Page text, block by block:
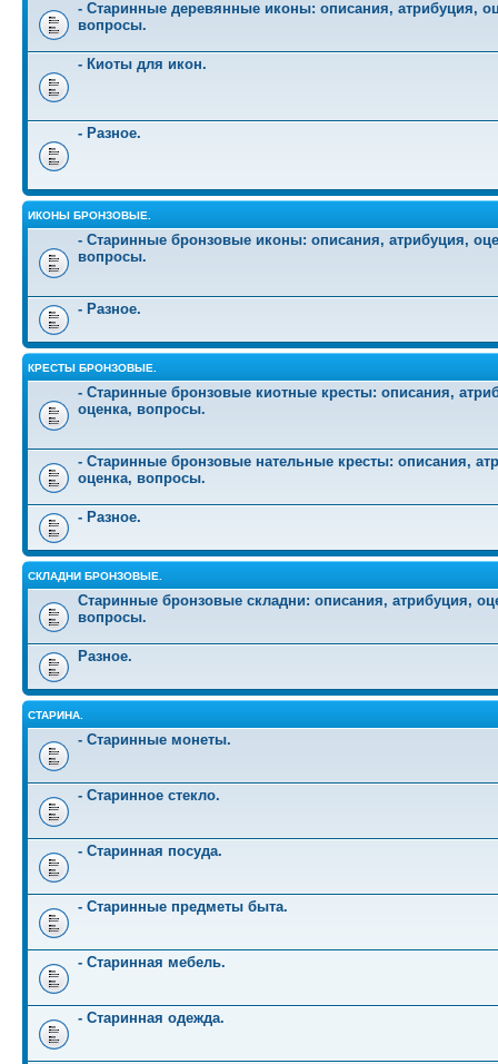
- Старинные деревянные иконы: описания, атрибуция,
вопросы.
- Киоты для икон.
- Разное.
ИКОНЫ БРОНЗОВЫЕ.
- Старинные бронзовые иконы: описания, атрибуция,
вопросы.
- Разное.
КРЕСТЫ БРОНЗОВЫЕ.
- Старинные бронзовые киотные кресты: описания,
оценка, вопросы.
- Старинные бронзовые нательные кресты: описания,
оценка, вопросы.
- Разное.
СКЛАДНИ БРОНЗОВЫЕ.
Старинные бронзовые складни: описания, атрибуция,
вопросы.
Разное.
СТАРИНА.
- Старинные монеты.
- Старинное стекло.
- Старинная посуда.
- Старинные предметы быта.
- Старинная мебель.
- Старинная одежда.